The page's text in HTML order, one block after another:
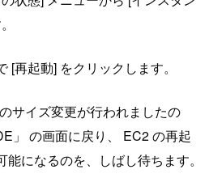
再起動] をクリックします。
サイズ変更が行われましたの
」 の画面に戻り、 EC2 の再起
になるのを、しばし待ちます。